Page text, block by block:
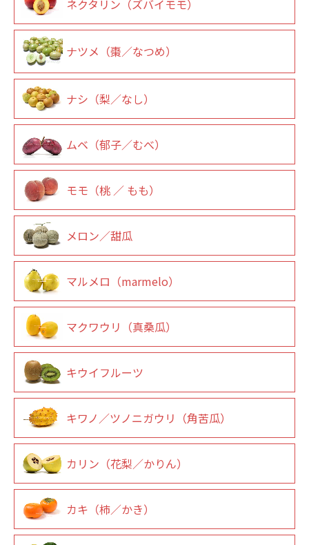
ネクタリン（ズバイモモ）
ナツメ（棗／なつめ）
ナシ（梨／なし）
ムベ（郁子／むべ）
モモ（桃 ／ もも）
メロン／甜瓜
マルメロ（marmelo）
マクワウリ（真桑瓜）
キウイフルーツ
キワノ／ツノニガウリ（角苦瓜）
カリン（花梨／かりん）
カキ（柿／かき）